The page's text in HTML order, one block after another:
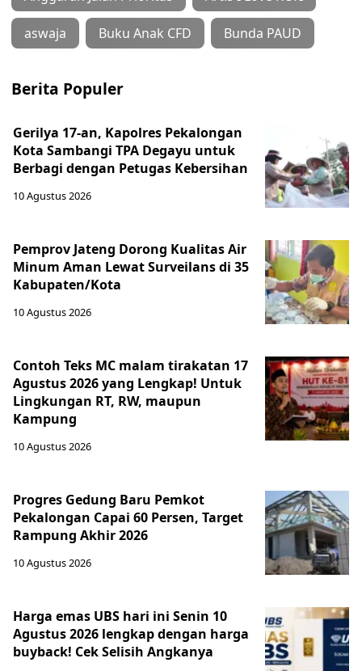
aswaja Buku Anak CFD Bunda PAUD
Berita Populer
Gerilya 17-an, Kapolres Pekalongan
Kota Sambangi TPA Degayu untuk
Berbagi dengan Petugas Kebersihan
10 Agustus 2026
Pemprov Jateng Dorong Kualitas Air
Minum Aman Lewat Surveilans di 35
Kabupaten/Kota
10 Agustus 2026
Contoh Teks MC malam tirakatan 17
Agustus 2026 yang Lengkap! Untuk
Lingkungan RT, RW, maupun
Kampung
10 Agustus 2026
Progres Gedung Baru Pemkot
Pekalongan Capai 60 Persen, Target
Rampung Akhir 2026
10 Agustus 2026
Harga emas UBS hari ini Senin 10
Agustus 2026 lengkap dengan harga
buyback! Cek Selisih Angkanya